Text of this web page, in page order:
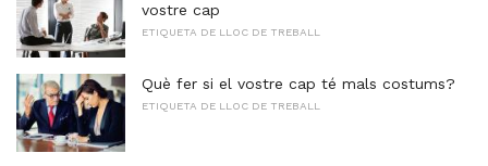
vostre cap
ETIQUETA DE LLOC DE TREBALL
Què fer si el vostre cap té mals costums?
ETIQUETA DE LLOC DE TREBALL